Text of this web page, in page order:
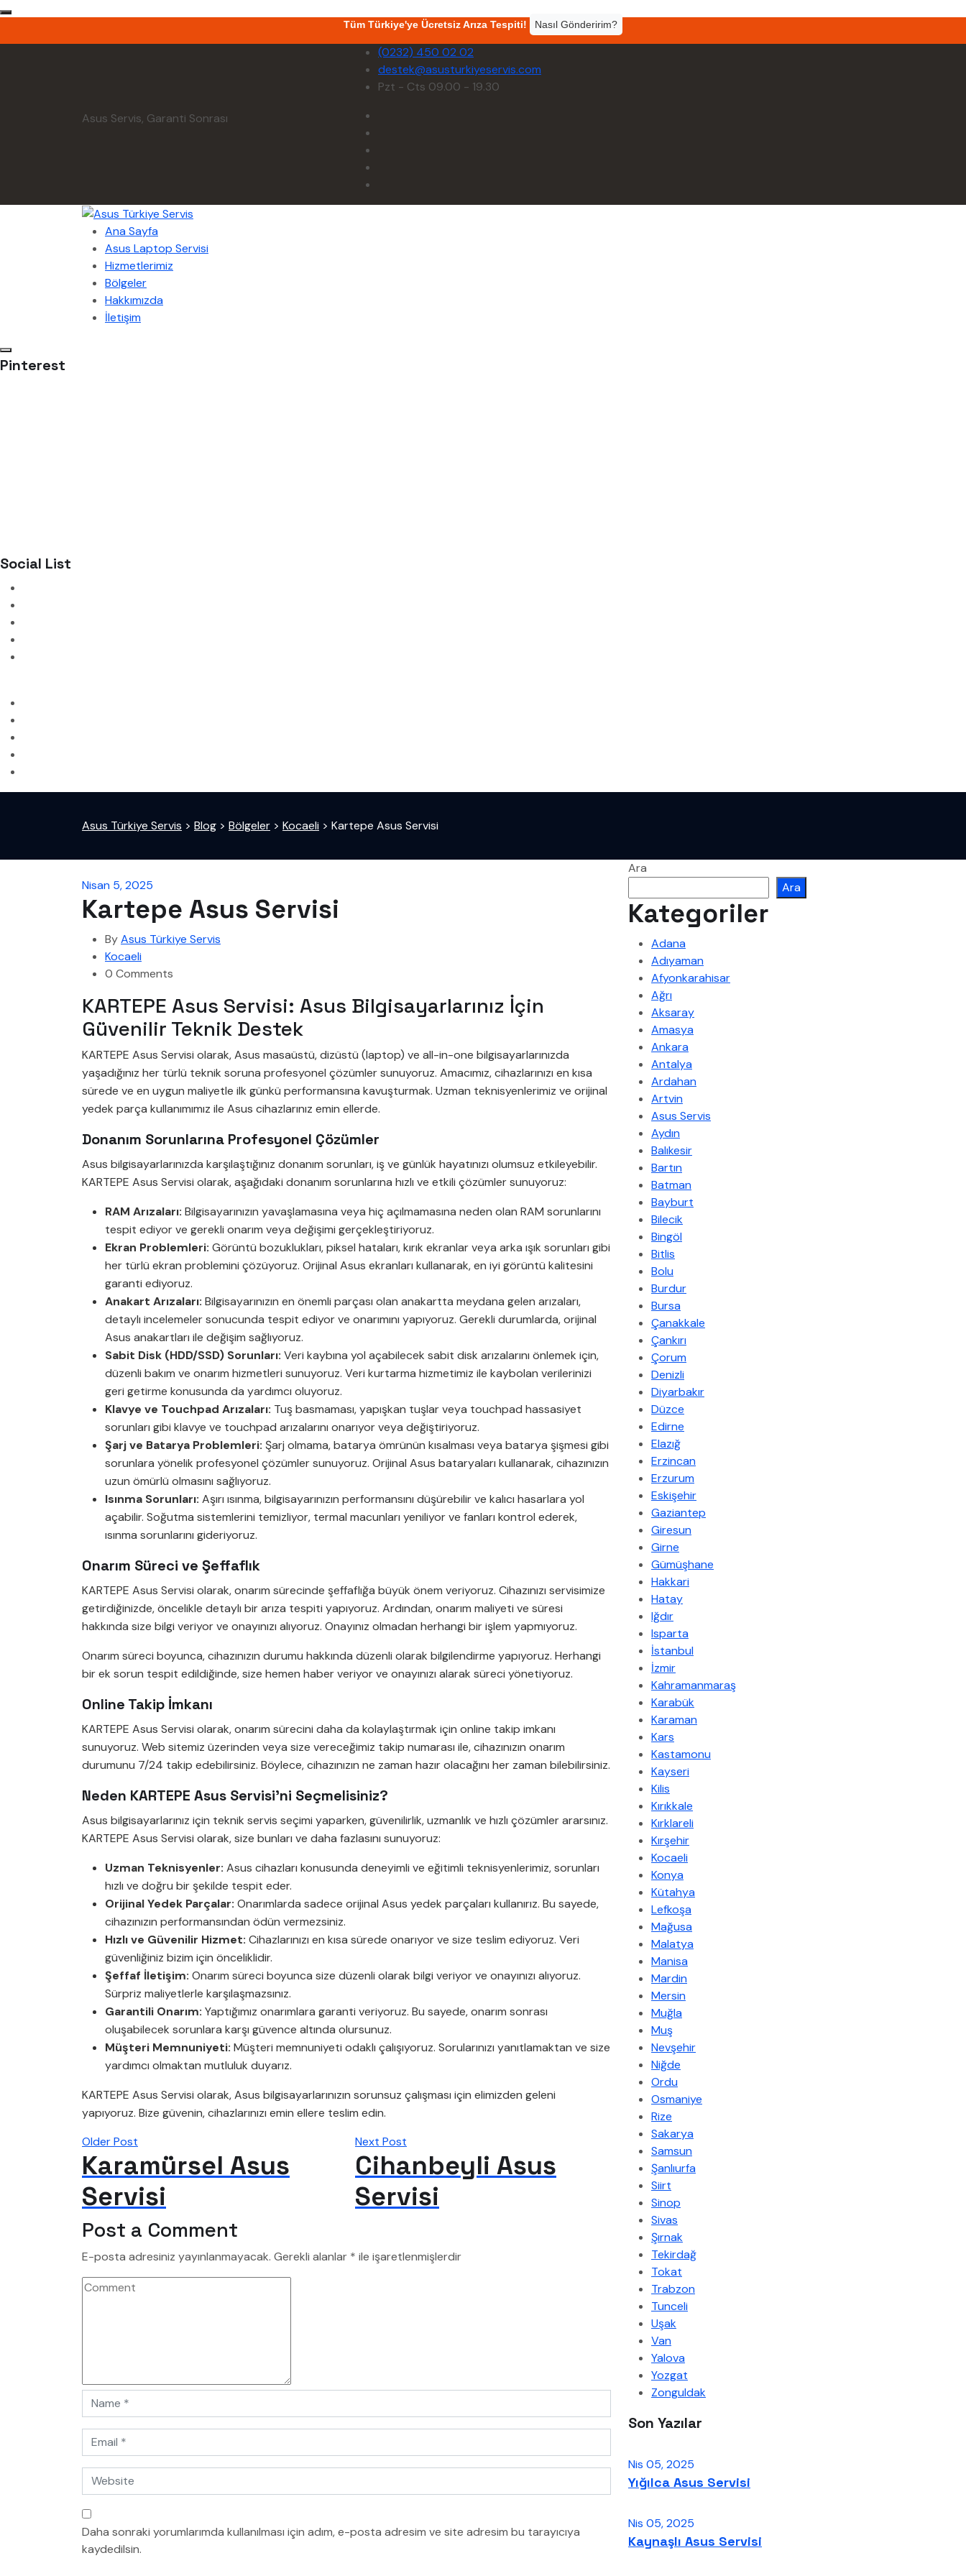
Tüm Türkiye'ye Ücretsiz Arıza Tespiti! Nasıl Gönderirim?
Asus Servis, Garanti Sonrası
(0232) 450 02 02
destek@asusturkiyeservis.com
Pzt - Cts 09.00 - 19.30
Ana Sayfa
Asus Laptop Servisi
Hizmetlerimiz
Bölgeler
Hakkımızda
İletişim
Pinterest
Social List
Asus Türkiye Servis > Blog > Bölgeler > Kocaeli > Kartepe Asus Servisi
Nisan 5, 2025
Kartepe Asus Servisi
ByAsus Türkiye Servis
Kocaeli
0 Comments
KARTEPE Asus Servisi: Asus Bilgisayarlarınız İçin
Güvenilir Teknik Destek
KARTEPE Asus Servisi olarak, Asus masaüstü, dizüstü (laptop) ve all-in-one bilgisayarlarınızda
yaşadığınız her türlü teknik soruna profesyonel çözümler sunuyoruz. Amacımız, cihazlarınızı en kısa
sürede ve en uygun maliyetle ilk günkü performansına kavuşturmak. Uzman teknisyenlerimiz ve orijinal
yedek parça kullanımımız ile Asus cihazlarınız emin ellerde.
Donanım Sorunlarına Profesyonel Çözümler
Asus bilgisayarlarınızda karşılaştığınız donanım sorunları, iş ve günlük hayatınızı olumsuz etkileyebilir.
KARTEPE Asus Servisi olarak, aşağıdaki donanım sorunlarına hızlı ve etkili çözümler sunuyoruz:
RAM Arızaları: Bilgisayarınızın yavaşlamasına veya hiç açılmamasına neden olan RAM sorunlarını
tespit ediyor ve gerekli onarım veya değişimi gerçekleştiriyoruz.
Ekran Problemleri: Görüntü bozuklukları, piksel hataları, kırık ekranlar veya arka ışık sorunları gibi
her türlü ekran problemini çözüyoruz. Orijinal Asus ekranları kullanarak, en iyi görüntü kalitesini
garanti ediyoruz.
Anakart Arızaları: Bilgisayarınızın en önemli parçası olan anakartta meydana gelen arızaları,
detaylı incelemeler sonucunda tespit ediyor ve onarımını yapıyoruz. Gerekli durumlarda, orijinal
Asus anakartları ile değişim sağlıyoruz.
Sabit Disk (HDD/SSD) Sorunları: Veri kaybına yol açabilecek sabit disk arızalarını önlemek için,
düzenli bakım ve onarım hizmetleri sunuyoruz. Veri kurtarma hizmetimiz ile kaybolan verilerinizi
geri getirme konusunda da yardımcı oluyoruz.
Klavye ve Touchpad Arızaları: Tuş basmaması, yapışkan tuşlar veya touchpad hassasiyet
sorunları gibi klavye ve touchpad arızalarını onarıyor veya değiştiriyoruz.
Şarj ve Batarya Problemleri: Şarj olmama, batarya ömrünün kısalması veya batarya şişmesi gibi
sorunlara yönelik profesyonel çözümler sunuyoruz. Orijinal Asus bataryaları kullanarak, cihazınızın
uzun ömürlü olmasını sağlıyoruz.
Isınma Sorunları: Aşırı ısınma, bilgisayarınızın performansını düşürebilir ve kalıcı hasarlara yol
açabilir. Soğutma sistemlerini temizliyor, termal macunları yeniliyor ve fanları kontrol ederek,
ısınma sorunlarını gideriyoruz.
Onarım Süreci ve Şeffaflık
KARTEPE Asus Servisi olarak, onarım sürecinde şeffaflığa büyük önem veriyoruz. Cihazınızı servisimize
getirdiğinizde, öncelikle detaylı bir arıza tespiti yapıyoruz. Ardından, onarım maliyeti ve süresi
hakkında size bilgi veriyor ve onayınızı alıyoruz. Onayınız olmadan herhangi bir işlem yapmıyoruz.
Onarım süreci boyunca, cihazınızın durumu hakkında düzenli olarak bilgilendirme yapıyoruz. Herhangi
bir ek sorun tespit edildiğinde, size hemen haber veriyor ve onayınızı alarak süreci yönetiyoruz.
Online Takip İmkanı
KARTEPE Asus Servisi olarak, onarım sürecini daha da kolaylaştırmak için online takip imkanı
sunuyoruz. Web sitemiz üzerinden veya size vereceğimiz takip numarası ile, cihazınızın onarım
durumunu 7/24 takip edebilirsiniz. Böylece, cihazınızın ne zaman hazır olacağını her zaman bilebilirsiniz.
Neden KARTEPE Asus Servisi’ni Seçmelisiniz?
Asus bilgisayarlarınız için teknik servis seçimi yaparken, güvenilirlik, uzmanlık ve hızlı çözümler ararsınız.
KARTEPE Asus Servisi olarak, size bunları ve daha fazlasını sunuyoruz:
Uzman Teknisyenler: Asus cihazları konusunda deneyimli ve eğitimli teknisyenlerimiz, sorunları
hızlı ve doğru bir şekilde tespit eder.
Orijinal Yedek Parçalar: Onarımlarda sadece orijinal Asus yedek parçaları kullanırız. Bu sayede,
cihazınızın performansından ödün vermezsiniz.
Hızlı ve Güvenilir Hizmet: Cihazlarınızı en kısa sürede onarıyor ve size teslim ediyoruz. Veri
güvenliğiniz bizim için önceliklidir.
Şeffaf İletişim: Onarım süreci boyunca size düzenli olarak bilgi veriyor ve onayınızı alıyoruz.
Sürpriz maliyetlerle karşılaşmazsınız.
Garantili Onarım: Yaptığımız onarımlara garanti veriyoruz. Bu sayede, onarım sonrası
oluşabilecek sorunlara karşı güvence altında olursunuz.
Müşteri Memnuniyeti: Müşteri memnuniyeti odaklı çalışıyoruz. Sorularınızı yanıtlamaktan ve size
yardımcı olmaktan mutluluk duyarız.
KARTEPE Asus Servisi olarak, Asus bilgisayarlarınızın sorunsuz çalışması için elimizden geleni
yapıyoruz. Bize güvenin, cihazlarınızı emin ellere teslim edin.
Older Post
Karamürsel Asus
Servisi
Next Post
Cihanbeyli Asus
Servisi
Post a Comment
E-posta adresiniz yayınlanmayacak. Gerekli alanlar * ile işaretlenmişlerdir
Daha sonraki yorumlarımda kullanılması için adım, e-posta adresim ve site adresim bu tarayıcıya
kaydedilsin.
Ara
Ara
Kategoriler
Adana
Adıyaman
Afyonkarahisar
Ağrı
Aksaray
Amasya
Ankara
Antalya
Ardahan
Artvin
Asus Servis
Aydın
Balıkesir
Bartın
Batman
Bayburt
Bilecik
Bingöl
Bitlis
Bolu
Burdur
Bursa
Çanakkale
Çankırı
Çorum
Denizli
Diyarbakır
Düzce
Edirne
Elazığ
Erzincan
Erzurum
Eskişehir
Gaziantep
Giresun
Girne
Gümüşhane
Hakkari
Hatay
Iğdır
Isparta
İstanbul
İzmir
Kahramanmaraş
Karabük
Karaman
Kars
Kastamonu
Kayseri
Kilis
Kırıkkale
Kırklareli
Kırşehir
Kocaeli
Konya
Kütahya
Lefkoşa
Mağusa
Malatya
Manisa
Mardin
Mersin
Muğla
Muş
Nevşehir
Niğde
Ordu
Osmaniye
Rize
Sakarya
Samsun
Şanlıurfa
Siirt
Sinop
Sivas
Şırnak
Tekirdağ
Tokat
Trabzon
Tunceli
Uşak
Van
Yalova
Yozgat
Zonguldak
Son Yazılar
Nis 05, 2025
Yığılca Asus Servisi
Nis 05, 2025
Kaynaşlı Asus Servisi